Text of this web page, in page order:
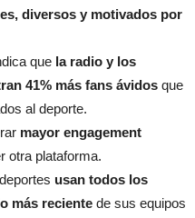
diversos y motivados por
que la radio y los
41% más fans ávidos que
al deporte.
mayor engagement
otra plataforma.
usan todos los
más reciente de sus equipos